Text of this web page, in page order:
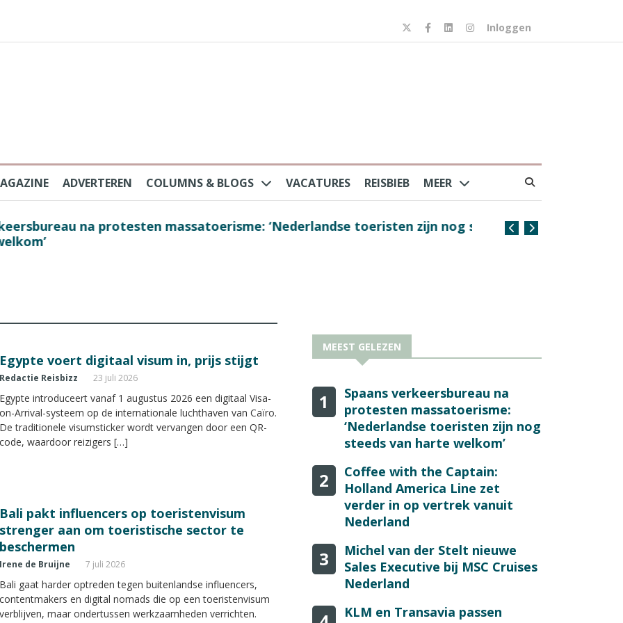
Inloggen
ADVERTEREN COLUMNS & BLOGS VACATURES REISBIEB MEER
na protesten massatoerisme: ‘Nederlandse toeristen zijn nog steeds Coffee with the
Egypte voert digitaal visum in, prijs stijgt
Redactie Reisbizz 23 juli 2026
Egypte introduceert vanaf 1 augustus 2026 een digitaal Visa-
on-Arrival-systeem op de internationale luchthaven van Caïro.
De traditionele visumsticker wordt vervangen door een QR-
code, waardoor reizigers […]
Bali pakt influencers op toeristenvisum
strenger aan om toeristische sector te
beschermen
Irene de Bruijne 7 juli 2026
Bali gaat harder optreden tegen buitenlandse influencers,
contentmakers en digital nomads die op een toeristenvisum
verblijven, maar ondertussen werkzaamheden verrichten.
MEEST GELEZEN
1
Spaans verkeersbureau na
protesten massatoerisme:
‘Nederlandse toeristen zijn nog
steeds van harte welkom’
2
Coffee with the Captain:
Holland America Line zet
verder in op vertrek vanuit
Nederland
3
Michel van der Stelt nieuwe
Sales Executive bij MSC Cruises
Nederland
KLM en Transavia passen